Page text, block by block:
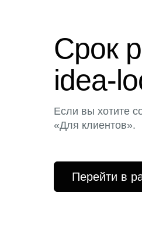
Срок
idea-
Если вы хотите
«Для клиентов».
Перейти в